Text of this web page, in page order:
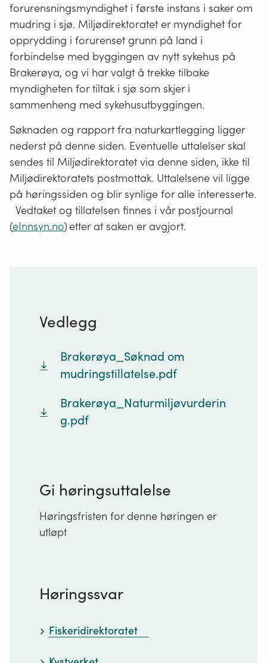
forurensningsmyndighet i første instans i saker om
mudring i sjø. Miljødirektoratet er myndighet for
opprydding i forurenset grunn på land i
forbindelse med byggingen av nytt sykehus på
Brakerøya, og vi har valgt å trekke tilbake
myndigheten for tiltak i sjø som skjer i
sammenheng med sykehusutbyggingen.
Søknaden og rapport fra naturkartlegging ligger
nederst på denne siden. Eventuelle uttalelser skal
sendes til Miljødirektoratet via denne siden, ikke til
Miljødirektoratets postmottak. Uttalelsene vil ligge
på høringssiden og blir synlige for alle interesserte.
Vedtaket og tillatelsen finnes i vår postjournal
(eInnsyn.no) etter at saken er avgjort.
Vedlegg
Brakerøya_Søknad om
mudringstillatelse.pdf
Brakerøya_Naturmiljøvurderin
g.pdf
Gi høringsuttalelse
Høringsfristen for denne høringen er
utløpt
Høringssvar
Fiskeridirektoratet